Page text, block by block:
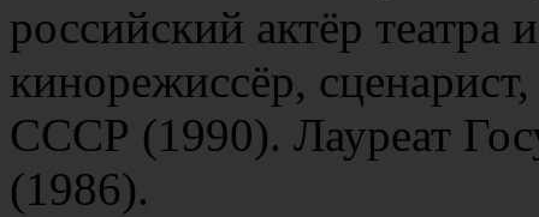
российский актёр театра
кинорежиссёр,
СССР (1990). Лауреат
(1986).